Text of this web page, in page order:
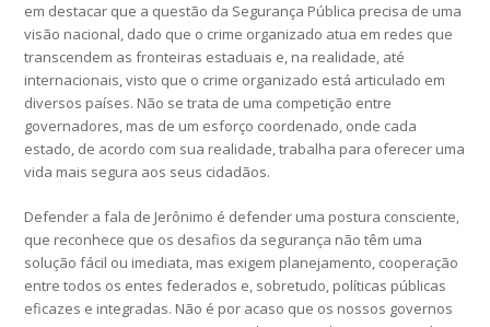
em destacar que a questão da Segurança Pública precisa de uma
visão nacional, dado que o crime organizado atua em redes que
transcendem as fronteiras estaduais e, na realidade, até
internacionais, visto que o crime organizado está articulado em
diversos países. Não se trata de uma competição entre
governadores, mas de um esforço coordenado, onde cada
estado, de acordo com sua realidade, trabalha para oferecer uma
vida mais segura aos seus cidadãos.
Defender a fala de Jerônimo é defender uma postura consciente,
que reconhece que os desafios da segurança não têm uma
solução fácil ou imediata, mas exigem planejamento, cooperação
entre todos os entes federados e, sobretudo, políticas públicas
eficazes e integradas. Não é por acaso que os nossos governos